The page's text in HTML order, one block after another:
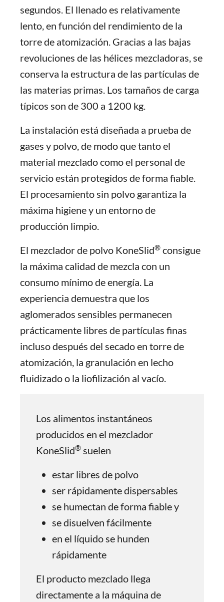
segundos. El llenado es relativamente
lento, en función del rendimiento de la
torre de atomización. Gracias a las bajas
revoluciones de las hélices mezcladoras, se
conserva la estructura de las partículas de
las materias primas. Los tamaños de carga
típicos son de 300 a 1200 kg.
La instalación está diseñada a prueba de
gases y polvo, de modo que tanto el
material mezclado como el personal de
servicio están protegidos de forma fiable.
El procesamiento sin polvo garantiza la
máxima higiene y un entorno de
producción limpio.
El mezclador de polvo KoneSlid® consigue
la máxima calidad de mezcla con un
consumo mínimo de energía. La
experiencia demuestra que los
aglomerados sensibles permanecen
prácticamente libres de partículas finas
incluso después del secado en torre de
atomización, la granulación en lecho
fluidizado o la liofilización al vacío.
Los alimentos instantáneos
producidos en el mezclador
KoneSlid® suelen
estar libres de polvo
ser rápidamente dispersables
se humectan de forma fiable y
se disuelven fácilmente
en el líquido se hunden
rápidamente
El producto mezclado llega
directamente a la máquina de